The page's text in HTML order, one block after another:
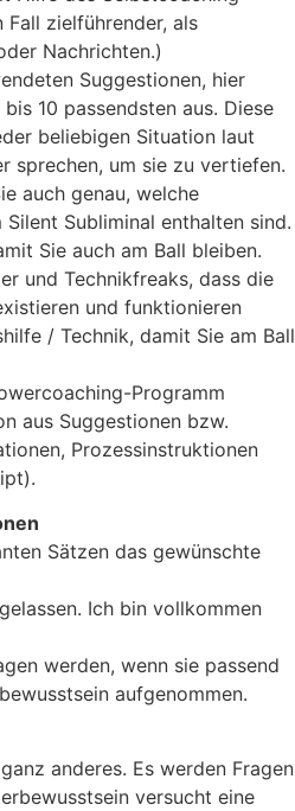
Fall zielführender, als
Nachrichten.)
Suggestionen, hier
10 passendsten aus. Diese
beliebigen Situation laut
sprechen, um sie zu vertiefen.
auch genau, welche
Subliminal enthalten sind.
Sie auch am Ball bleiben.
und Technikfreaks, dass die
und funktionieren
/ Technik, damit Sie am Ball
Programm
aus Suggestionen bzw.
Prozessinstruktionen
Sätzen das gewünschte
Ich bin vollkommen
werden, wenn sie passend
aufgenommen.
anderes. Es werden Fragen
versucht eine